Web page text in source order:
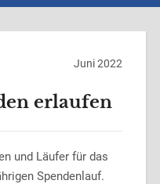
Juni 2022
erlaufen
und Läufer für das
Spendenlauf.